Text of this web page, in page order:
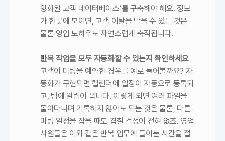
앙화된 고객 데이터베이스’를 구축해야 해요. 정보
가 한곳에 모이면, 고객 이탈을 막을 수 있는 것은
물론 영업 노하우도 자연스럽게 축적됩니다.
반복 작업을 모두 자동화할 수 있는지 확인하세요
고객이 미팅을 예약한 경우를 예로 들어볼까요? 자
동화가 구현되면 캘린더에 일정이 자동으로 등록되
고, 팀에 알림이 옵니다. 이렇게 되면 여러 파일을
돌아다니며 기록하지 않아도 되는 것은 물론, 다른
미팅 일정을 잡을 때도 겹칠 걱정이 전혀 없죠. 영업
사원들은 이와 같은 반복 업무에 들이는 시간을 절